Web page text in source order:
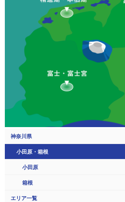
神奈川県
小田原・箱根
小田原
箱根
エリア一覧